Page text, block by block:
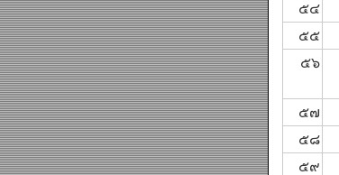
๕๔
๕๕
๕๖
๕๗
๕๘
๕๙